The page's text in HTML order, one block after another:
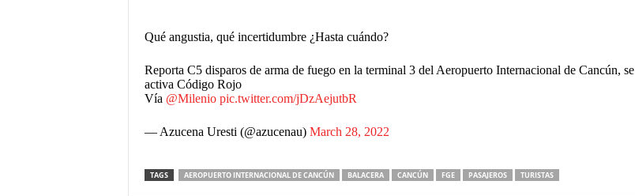
Qué angustia, qué incertidumbre ¿Hasta cuándo?
Reporta C5 disparos de arma de fuego en la terminal 3 del Aeropuerto Internacional de Cancún, se
activa Código Rojo
Vía @Milenio pic.twitter.com/jDzAejutbR
— Azucena Uresti (@azucenau) March 28, 2022
TAGS AEROPUERTO INTERNACIONAL DE CANCÚN BALACERA CANCÚN FGE PASAJEROS TURISTAS